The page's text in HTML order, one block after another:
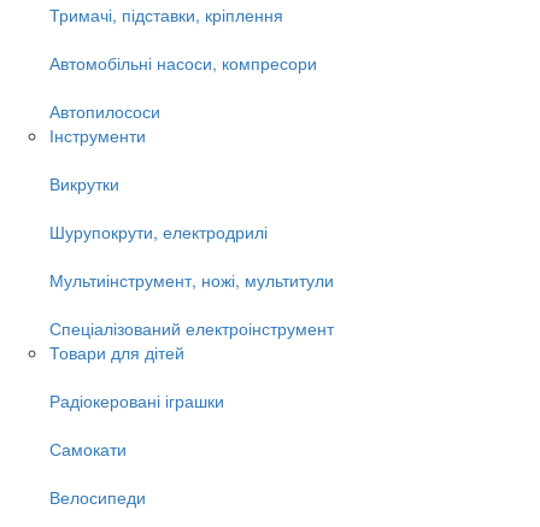
Тримачі, підставки, кріплення
Автомобільні насоси, компресори
Автопилососи
Інструменти
Викрутки
Шурупокрути, електродрилі
Мультиінструмент, ножі, мультитули
Спеціалізований електроінструмент
Товари для дітей
Радіокеровані іграшки
Самокати
Велосипеди